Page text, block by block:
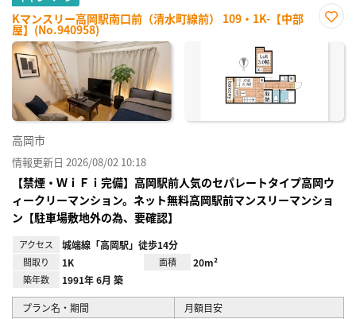
Kマンスリー高岡駅南口前（清水町線前） 109・1K-【中部
屋】(No.940958)
に入
高岡市
情報更新日 2026/08/02 10:18
【禁煙・ＷｉＦｉ完備】高岡駅前人気のセパレートタイプ高岡ウ
ィークリーマンション。ネット無料高岡駅前マンスリーマンショ
ン【駐車場敷地外の為、要確認】
アクセス 城端線「高岡駅」徒歩14分
間取り 1K 面積 20m²
築年数 1991年 6月 築
プラン名・期間 月額目安